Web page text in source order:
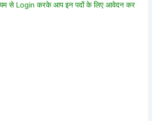
से Login करके आप इन पदों के लिए आवेदन कर